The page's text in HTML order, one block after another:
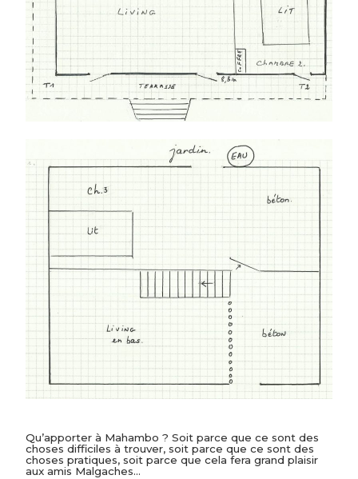
Qu’apporter à Mahambo ? Soit parce que ce sont des
choses difficiles à trouver, soit parce que ce sont des
choses pratiques, soit parce que cela fera grand plaisir
aux amis Malgaches…